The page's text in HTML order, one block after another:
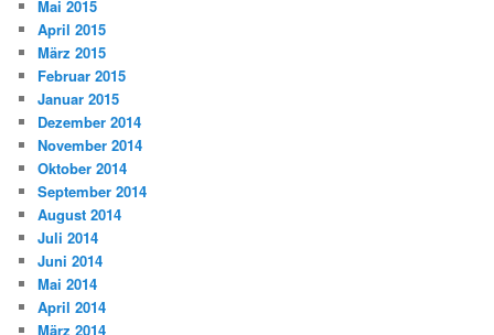
Mai 2015
April 2015
März 2015
Februar 2015
Januar 2015
Dezember 2014
November 2014
Oktober 2014
September 2014
August 2014
Juli 2014
Juni 2014
Mai 2014
April 2014
März 2014